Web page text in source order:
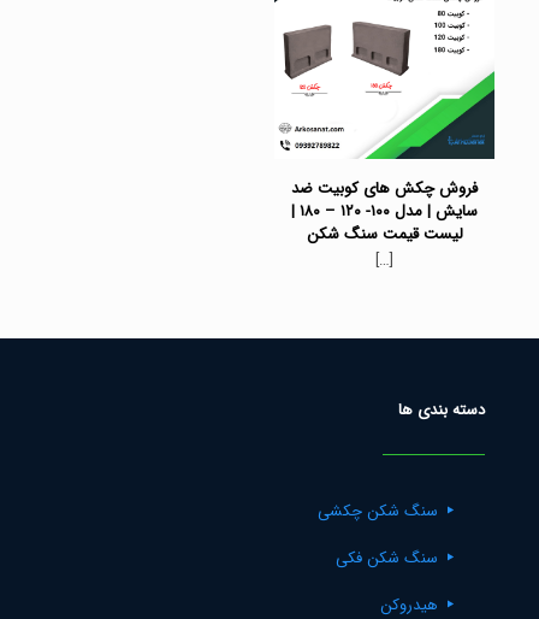
فروش چکش های کوبیت ضد
سایش | مدل ۱۰۰- ۱۲۰ – ۱۸۰ |
لیست قیمت سنگ شکن
[…]
دسته بندی ها
سنگ شکن چکشی
سنگ شکن فکی
هیدروکن